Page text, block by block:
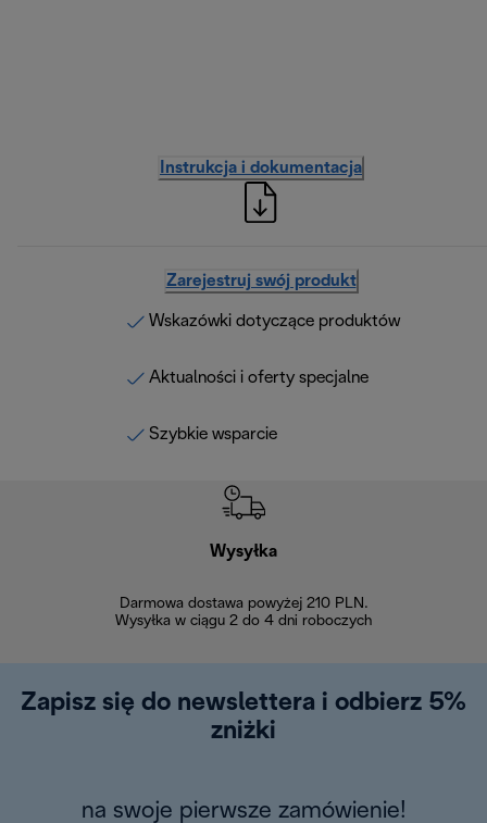
Instrukcja i dokumentacja
Zarejestruj swój produkt
Wskazówki dotyczące produktów
Aktualności i oferty specjalne
Szybkie wsparcie
Wysyłka
Darmowa dostawa powyżej 210 PLN.
Wysyłka w ciągu 2 do 4 dni roboczych
Zapisz się do newslettera i odbierz 5%
zniżki
na swoje pierwsze zamówienie!